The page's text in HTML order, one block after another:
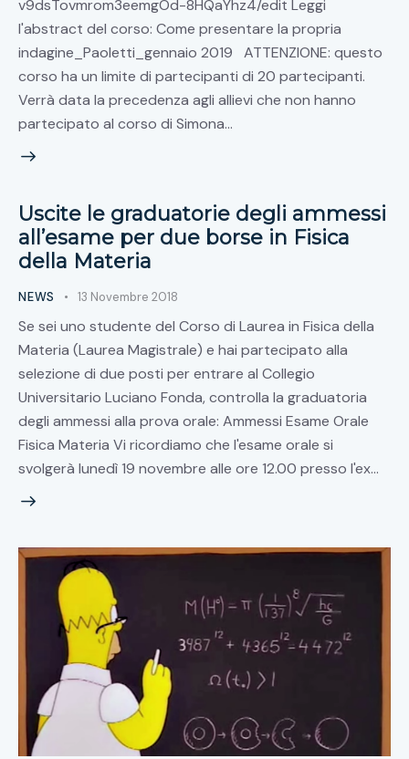
v9dsTovmrom3eemgOd-8HQaYhz4/edit Leggi
l'abstract del corso: Come presentare la propria
indagine_Paoletti_gennaio 2019 ATTENZIONE: questo
corso ha un limite di partecipanti di 20 partecipanti.
Verrà data la precedenza agli allievi che non hanno
partecipato al corso di Simona…
Uscite le graduatorie degli ammessi
all’esame per due borse in Fisica
della Materia
NEWS 13 Novembre 2018
Se sei uno studente del Corso di Laurea in Fisica della
Materia (Laurea Magistrale) e hai partecipato alla
selezione di due posti per entrare al Collegio
Universitario Luciano Fonda, controlla la graduatoria
degli ammessi alla prova orale: Ammessi Esame Orale
Fisica Materia Vi ricordiamo che l'esame orale si
svolgerà lunedì 19 novembre alle ore 12.00 presso l'ex…